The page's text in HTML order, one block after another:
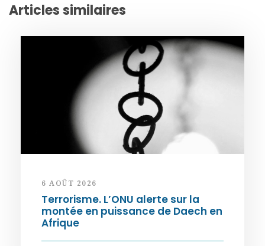
Articles similaires
6 AOÛT 2026
Terrorisme. L’ONU alerte sur la
montée en puissance de Daech en
Afrique